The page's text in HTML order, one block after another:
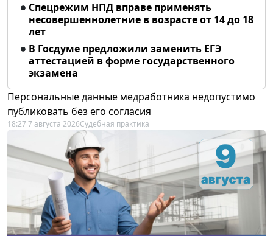
Спецрежим НПД вправе применять
несовершеннолетние в возрасте от 14 до 18
лет
В Госдуме предложили заменить ЕГЭ
аттестацией в форме государственного
экзамена
Персональные данные медработника недопустимо
публиковать без его согласия
18:27 7 августа 2026Судебная практика